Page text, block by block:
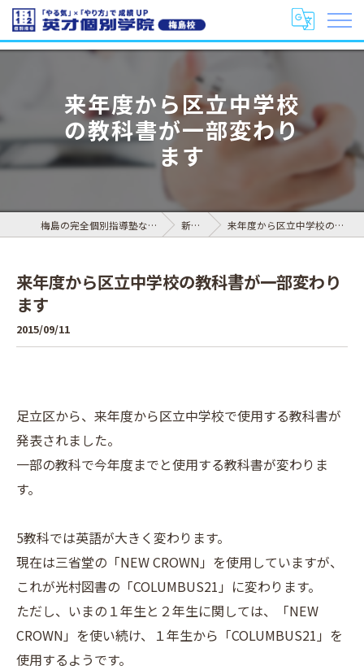
来年度から区立中学校
の教科書が一部変わり
ます
梅島の完全個別指導塾なら英才個別学院 梅島校 新着情報 来年度から区立中学校の教科書が一部変わります
来年度から区立中学校の教科書が一部変わり
ます
2015/09/11
足立区から、来年度から区立中学校で使用する教科書が
発表されました。
一部の教科で今年度までと使用する教科書が変わりま
す。
5教科では英語が大きく変わります。
現在は三省堂の「NEW CROWN」を使用していますが、
これが光村図書の「COLUMBUS21」に変わります。
ただし、いまの１年生と２年生に関しては、「NEW
CROWN」を使い続け、１年生から「COLUMBUS21」を
使用するようです。